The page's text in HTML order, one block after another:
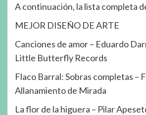
A continuación, la lista completa
MEJOR DISEÑO DE ARTE
Canciones de amor – Eduardo
Little Butterfly Records
Flaco Barral: Sobras completas –
Allanamiento de Mirada
La flor de la higuera – Pilar